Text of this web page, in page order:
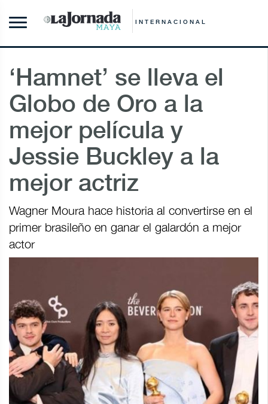
INTERNACIONAL
‘Hamnet’ se lleva el
Globo de Oro a la
mejor película y
Jessie Buckley a la
mejor actriz
Wagner Moura hace historia al convertirse en el
primer brasileño en ganar el galardón a mejor
actor